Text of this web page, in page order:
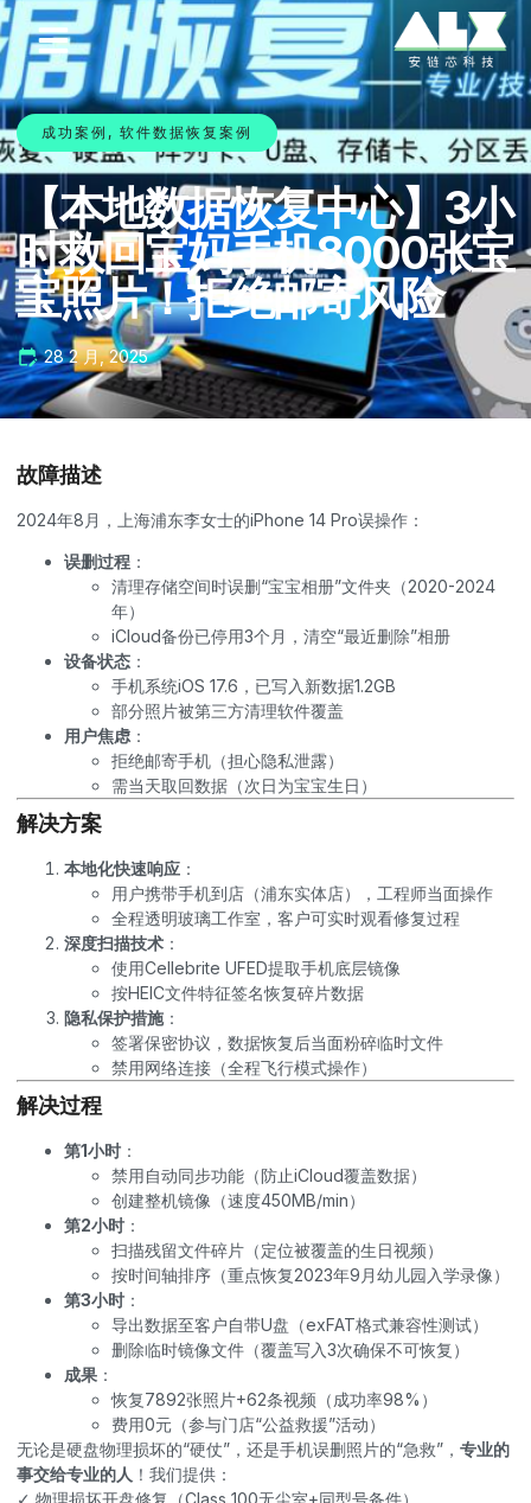
成功案例 , 软件数据恢复案例
【本地数据恢复中心】3小
时救回宝妈手机8000张宝
宝照片！拒绝邮寄风险
28 2 月, 2025
故障描述
2024年8月，上海浦东李女士的iPhone 14 Pro误操作：
误删过程 ：
清理存储空间时误删“宝宝相册”文件夹（2020-2024
年）
iCloud备份已停用3个月，清空“最近删除”相册
设备状态 ：
手机系统iOS 17.6，已写入新数据1.2GB
部分照片被第三方清理软件覆盖
用户焦虑：
拒绝邮寄手机（担心隐私泄露）
需当天取回数据（次日为宝宝生日）
解决方案
本地化快速响应 ：
用户携带手机到店（浦东实体店），工程师当面操作
全程透明玻璃工作室，客户可实时观看修复过程
深度扫描技术 ：
使用Cellebrite UFED提取手机底层镜像
按HEIC文件特征签名恢复碎片数据
隐私保护措施：
签署保密协议， 数据恢复后当面粉碎临时文件
禁用网络连接（全程飞行模式操作）
解决过程
第1小时 ：
禁用自动同步功能（防止iCloud覆盖数据）
创建整机镜像（速度450MB/min）
第2小时 ：
扫描残留文件碎片（定位被覆盖的生日视频）
按时间轴排序（重点恢复2023年9月幼儿园入学录像）
第3小时 ：
导出数据至客户自带U盘（exFAT格式兼容性测试）
删除临时镜像文件（覆盖写入3次确保不可恢复）
成果 ：
恢复7892张照片+62条视频（成功率98%）
费用0元（参与门店“公益救援”活动）
无论是硬盘物理损坏的“硬仗”，还是手机误删照片的“急救”， 专业的
事交给专业的人 ！我们提供：